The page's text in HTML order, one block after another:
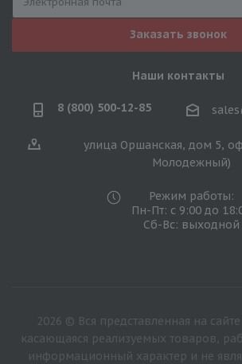
Заказать звонок
Наши контакты
8 (800) 500-12-85
улица Оршанская, дом 5,
Молодежный)
Режим работы:
Пн-Пт: с 9:00 до
Сб-Вс: выходной
2026 © Вся представленная на
касающаяся реализуемых товаров,
информационный характер и не